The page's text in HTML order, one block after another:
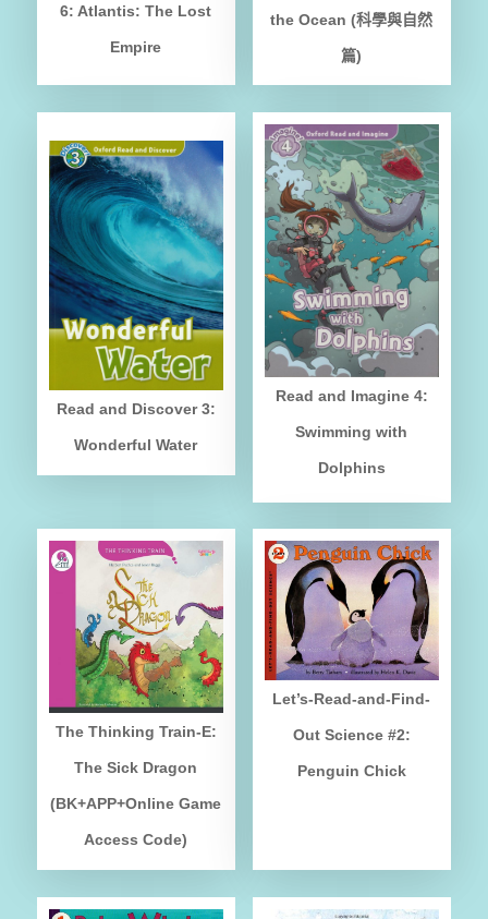
6: Atlantis: The Lost
Empire
the Ocean (科學與自然
篇)
Read and Discover 3:
Wonderful Water
Read and Imagine 4:
Swimming with
Dolphins
The Thinking Train-E:
The Sick Dragon
(BK+APP+Online Game
Access Code)
Let’s-Read-and-Find-
Out Science #2:
Penguin Chick